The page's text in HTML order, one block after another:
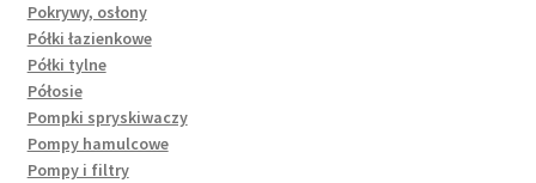
Pokrywy, osłony
Półki łazienkowe
Półki tylne
Półosie
Pompki spryskiwaczy
Pompy hamulcowe
Pompy i filtry